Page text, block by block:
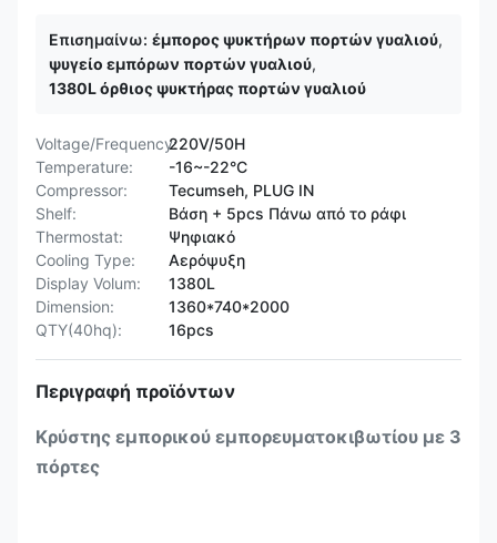
Επισημαίνω: έμπορος ψυκτήρων πορτών γυαλιού,
ψυγείο εμπόρων πορτών γυαλιού,
1380L όρθιος ψυκτήρας πορτών γυαλιού
Voltage/Frequency:220V/50H
Temperature:
-16~-22°C
Compressor:
Tecumseh, PLUG IN
Shelf:
Βάση + 5pcs Πάνω από το ράφι
Thermostat:
Ψηφιακό
Cooling Type:
Αερόψυξη
Display Volum:
1380L
Dimension:
1360*740*2000
QTY(40hq):
16pcs
Περιγραφή προϊόντων
Κρύστης εμπορικού εμπορευματοκιβωτίου με 3
πόρτες